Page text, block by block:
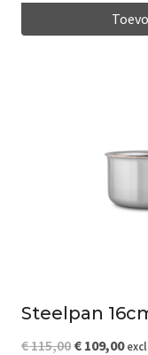
is:
Steelpan
€115,00 € 109,00